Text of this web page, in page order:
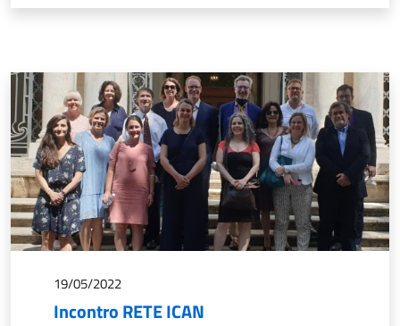
19/05/2022
Incontro RETE ICAN